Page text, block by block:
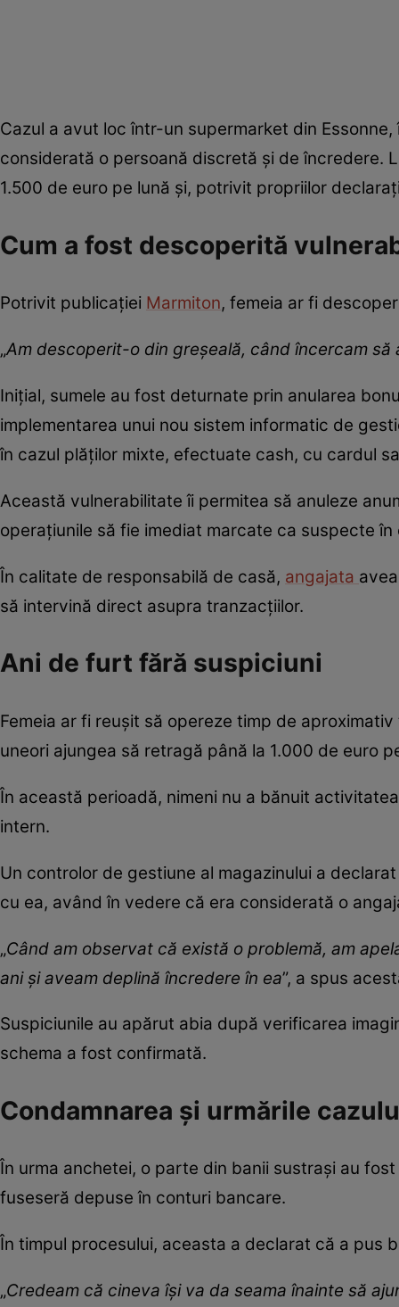
Cazul a avut loc într-un supermarket din
considerată o persoană discretă și de încredere.
1.500 de euro pe lună și, potrivit propriilor
Cum a fost descoperită
Potrivit publicației Marmiton, femeia ar fi
„Am descoperit-o din greșeală, când încercam să
Inițial, sumele au fost deturnate prin anularea
implementarea unui nou sistem informatic de
în cazul plăților mixte, efectuate cash, cu cardul
Această vulnerabilitate îi permitea să anuleze
operațiunile să fie imediat marcate ca suspecte
În calitate de responsabilă de casă, angajata
să intervină direct asupra tranzacțiilor.
Ani de furt fără suspiciuni
Femeia ar fi reușit să opereze timp de
uneori ajungea să retragă până la 1.000 de euro
În această perioadă, nimeni nu a bănuit
intern.
Un controlor de gestiune al magazinului a
cu ea, având în vedere că era considerată o
„Când am observat că există o problemă, am
ani și aveam deplină încredere în ea”, a spus
Suspiciunile au apărut abia după verificarea
schema a fost confirmată.
Condamnarea și urmările
În urma anchetei, o parte din banii sustrași au
fuseseră depuse în conturi bancare.
În timpul procesului, aceasta a declarat că a pus
„Credeam că cineva își va da seama înainte să